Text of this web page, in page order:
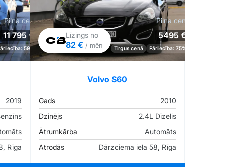
Pilna cena
11 795 €
59%
2019
Rīga
Līzings no
82 € / mēn
Pilna cena
5495 €
Tirgus cenā Pārliecība: 75%
Volvo S60
Gads
2010
Dzinējs
2.4L Dīzelis
Ātrumkārba
Automāts
Atrodās
Dārzciema iela 58, Rīga